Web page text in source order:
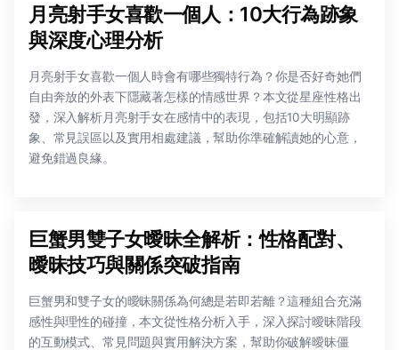
月亮射手女喜歡一個人：10大行為跡象
與深度心理分析
月亮射手女喜歡一個人時會有哪些獨特行為？你是否好奇她們
自由奔放的外表下隱藏著怎樣的情感世界？本文從星座性格出
發，深入解析月亮射手女在感情中的表現，包括10大明顯跡
象、常見誤區以及實用相處建議，幫助你準確解讀她的心意，
避免錯過良緣。
巨蟹男雙子女曖昧全解析：性格配對、
曖昧技巧與關係突破指南
巨蟹男和雙子女的曖昧關係為何總是若即若離？這種組合充滿
感性與理性的碰撞，本文從性格分析入手，深入探討曖昧階段
的互動模式、常見問題與實用解決方案，幫助你破解曖昧僵